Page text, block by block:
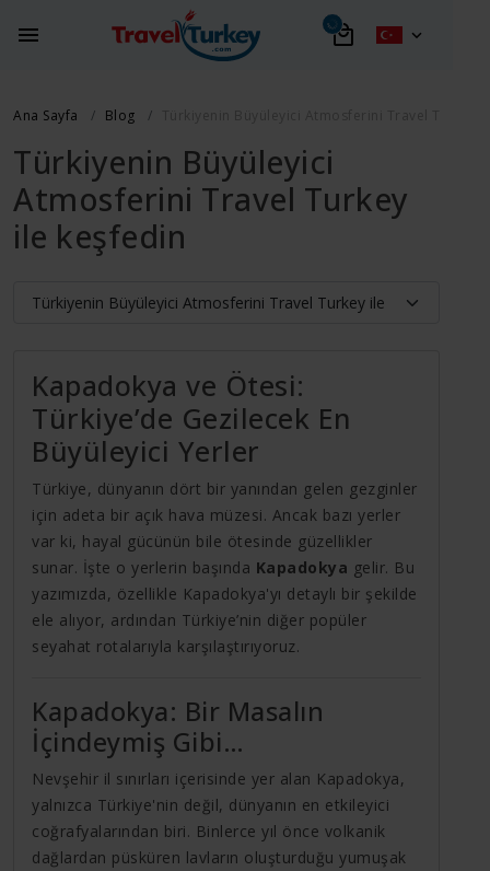
Ana Sayfa Blog
Türkiyenin Büyüleyici
Atmosferini Travel Turkey
ile keşfedin
Kapadokya ve Ötesi:
Türkiye’de Gezilecek En
Büyüleyici Yerler
Türkiye, dünyanın dört bir yanından gelen gezginler
için adeta bir açık hava müzesi. Ancak bazı yerler
var ki, hayal gücünün bile ötesinde güzellikler
sunar. İşte o yerlerin başında Kapadokya gelir. Bu
yazımızda, özellikle Kapadokya'yı detaylı bir şekilde
ele alıyor, ardından Türkiye’nin diğer popüler
seyahat rotalarıyla karşılaştırıyoruz.
Kapadokya: Bir Masalın
İçindeymiş Gibi…
Nevşehir il sınırları içerisinde yer alan Kapadokya,
yalnızca Türkiye'nin değil, dünyanın en etkileyici
coğrafyalarından biri. Binlerce yıl önce volkanik
dağlardan püsküren lavların oluşturduğu yumuşak